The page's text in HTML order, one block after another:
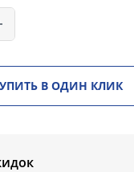
В ОДИН КЛИК